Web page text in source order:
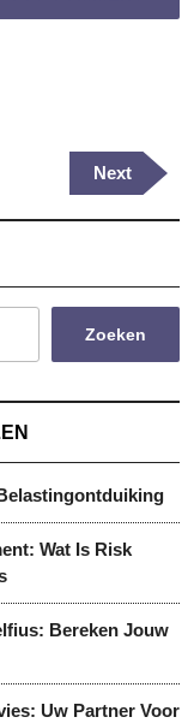
Next
Post
Next
Zoeken
Wat Is Risk
Bereken Jouw
Uw Partner Voor